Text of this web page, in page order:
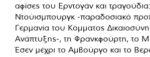
αφίσες του Ερντογάν και
Ντούισμπουργκ -παραδοσιακό
Γερμανία του Κόμματος
Ανάπτυξης-, τη Φρανκφούρτη, το
Έσεν μέχρι το Αμβούργο και το